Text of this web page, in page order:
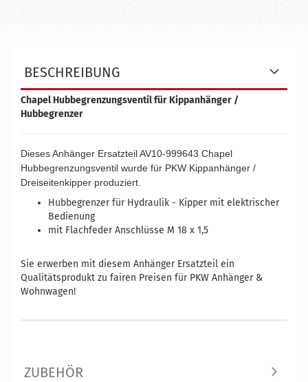
BESCHREIBUNG
Chapel Hubbegrenzungsventil für Kippanhänger /
Hubbegrenzer
Dieses Anhänger Ersatzteil AV10-999643 Chapel
Hubbegrenzungsventil wurde für PKW Kippanhänger /
Dreiseitenkipper produziert.
Hubbegrenzer für Hydraulik - Kippermit elektrischer
Bedienung
mit Flachfeder Anschlüsse M 18 x 1,5
Sie erwerben mit diesem Anhänger Ersatzteil ein
Qualitätsprodukt zu fairen Preisen für PKW Anhänger &
Wohnwagen!
ZUBEHÖR